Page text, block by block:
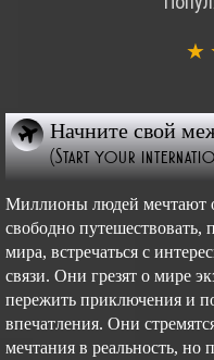
★
Начните свой
(Start your
Миллионы людей мечтают
свободно путешествовать,
мира, встречаться с
связи. Они грезят о мире
пережить приключения и
впечатления. Они
мечтания в реальность, но